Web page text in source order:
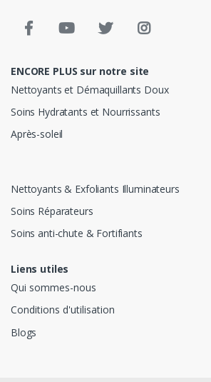
ENCORE PLUS sur notre site
Nettoyants et Démaquillants Doux
Soins Hydratants et Nourrissants
Après-soleil
Nettoyants & Exfoliants Illuminateurs
Soins Réparateurs
Soins anti-chute & Fortifiants
Liens utiles
Qui sommes-nous
Conditions d'utilisation
Blogs